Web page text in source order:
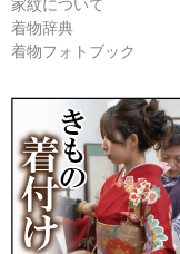
家紋について
着物辞典
着物フォトブック